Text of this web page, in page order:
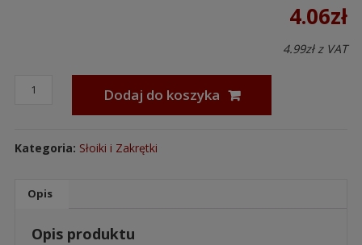
4.06zł
4.99złz VAT
Dodaj do koszyka
Kategoria: Słoiki i Zakrętki
Opis
Opis produktu